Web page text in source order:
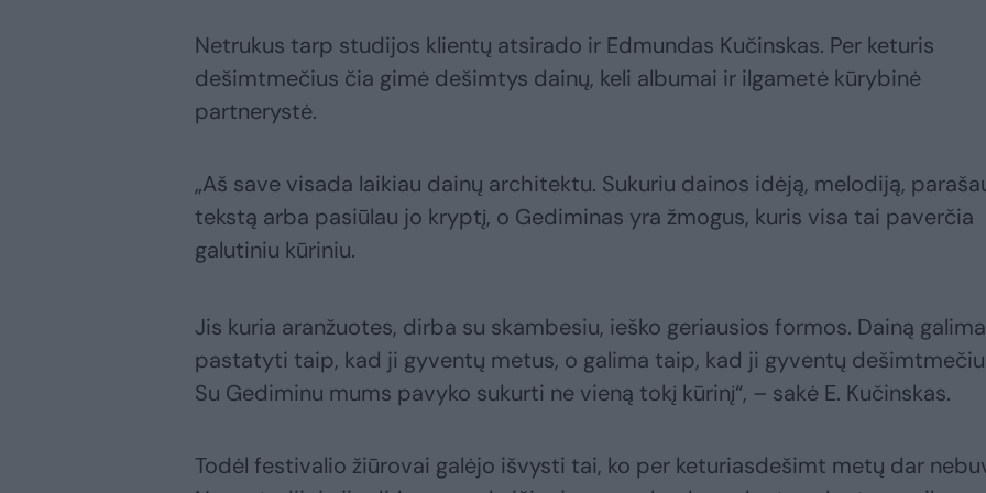
Netrukus tarp studijos klientų atsirado ir Edmundas Kučinskas. Per keturis
dešimtmečius čia gimė dešimtys dainų, keli albumai ir ilgametė kūrybinė
partnerystė.
„Aš save visada laikiau dainų architektu. Sukuriu dainos idėją, melodiją,
tekstą arba pasiūlau jo kryptį, o Gediminas yra žmogus, kuris visa tai paverčia
galutiniu kūriniu.
Jis kuria aranžuotes, dirba su skambesiu, ieško geriausios formos. Dainą galima
pastatyti taip, kad ji gyventų metus, o galima taip, kad ji gyventų
Su Gediminu mums pavyko sukurti ne vieną tokį kūrinį“, – sakė E. Kučinskas.
Todėl festivalio žiūrovai galėjo išvysti tai, ko per keturiasdešimt metų dar